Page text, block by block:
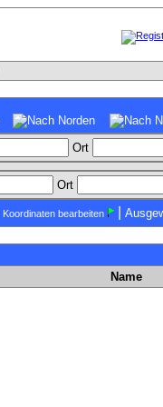
Ort
Ort
Koordinaten bearbeiten
Name